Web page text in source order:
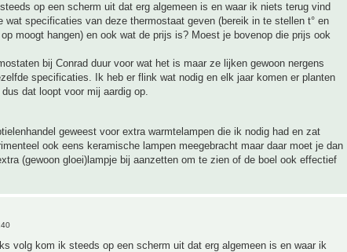
op een scherm uit dat erg algemeen is en waar ik niets terug vind
wat specificaties van deze thermostaat geven (bereik in te stellen t° en
moogt hangen) en ook wat de prijs is? Moest je bovenop die prijs ook
bij Conrad duur voor wat het is maar ze lijken gewoon nergens
specificaties. Ik heb er flink wat nodig en elk jaar komen er planten
dat loopt voor mij aardig op.
geweest voor extra warmtelampen die ik nodig had en zat
ook eens keramische lampen meegebracht maar daar moet je dan
(gewoon gloei)lampje bij aanzetten om te zien of de boel ook effectief
volg kom ik steeds op een scherm uit dat erg algemeen is en waar ik